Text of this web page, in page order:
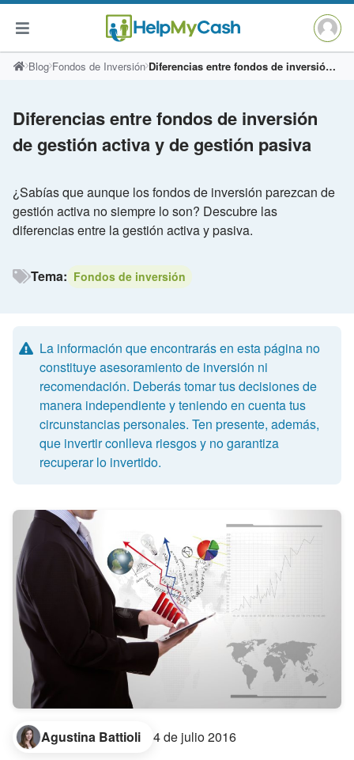
SaltarBlog Fondos de Inversión Diferencias entre fondos de inversión de gestión activa y de gestión pasiva
Diferencias entre fondos de inversión
de gestión activa y de gestión pasiva
¿Sabías que aunque los fondos de inversión parezcan de
gestión activa no siempre lo son? Descubre las
diferencias entre la gestión activa y pasiva.
Tema: Fondos de inversión
La información que encontrarás en esta página no
constituye asesoramiento de inversión ni
recomendación. Deberás tomar tus decisiones de
manera independiente y teniendo en cuenta tus
circunstancias personales. Ten presente, además,
que invertir conlleva riesgos y no garantiza
recuperar lo invertido.
Agustina Battioli 4 de julio 2016